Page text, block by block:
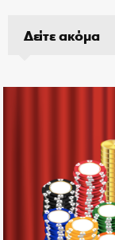
Δείτε ακόμα